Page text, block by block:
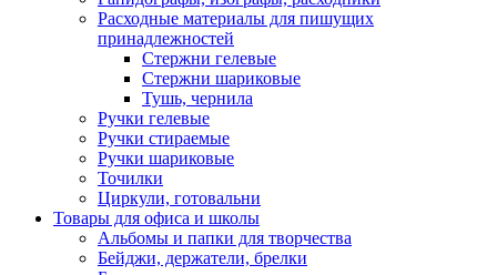
Расходные материалы для пишущих
принадлежностей
Стержни гелевые
Стержни шариковые
Тушь, чернила
Ручки гелевые
Ручки стираемые
Ручки шариковые
Точилки
Циркули, готовальни
Товары для офиса и школы
Альбомы и папки для творчества
Бейджи, держатели, брелки